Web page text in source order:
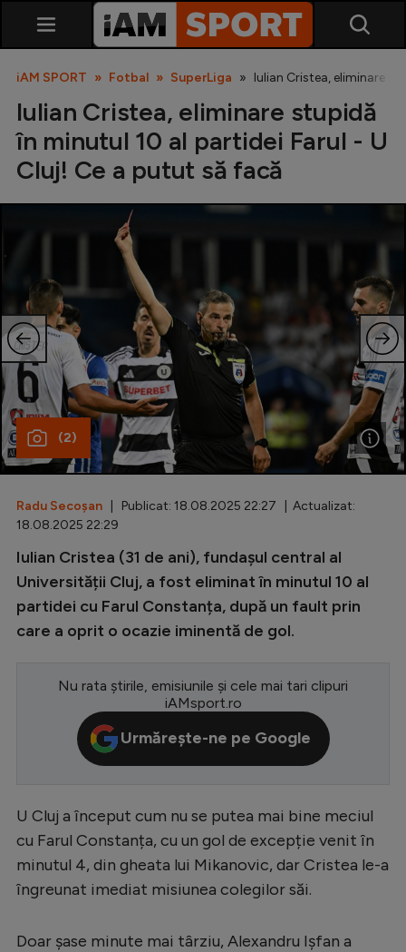
SuperLiga
Liga 2
Cupa României
Echipa Națională
U21
Fotbal feminin
Special
Diverse
Inedit
Champions League
Conference League
CM 2026
Premier League
Serie A
Bundesliga
Campionate
iAM SPORT Fotbal SuperLiga Iulian Cristea, eliminare
Iulian Cristea, eliminare stupidă
în minutul 10 al partidei Farul - U
Cluj! Ce a putut să facă
(2)
Radu Secoșan | Publicat: 18.08.2025 22:27 | Actualizat:
18.08.2025 22:29
Iulian Cristea (31 de ani), fundașul central al
Universității Cluj, a fost eliminat în minutul 10 al
partidei cu Farul Constanța, după un fault prin
care a oprit o ocazie iminentă de gol.
Nu rata știrile, emisiunile și cele mai tari clipuri
iAMsport.ro
Urmărește-ne pe Google
U Cluj a început cum nu se putea mai bine meciul
cu Farul Constanța, cu un gol de excepție venit în
minutul 4, din gheata lui Mikanovic, dar Cristea le-a
îngreunat imediat misiunea colegilor săi.
Doar șase minute mai târziu, Alexandru Ișfan a